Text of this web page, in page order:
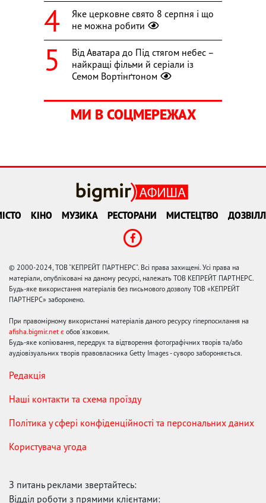
Яке церковне свято 8 серпня і що
не можна робити
Від Аватара до Під стягом небес –
найкращі фільми й серіали із
Семом Вортінґтоном
МИ В СОЦМЕРЕЖАХ
КІНО МУЗИКА РЕСТОРАНИ МИСТЕЦТВО
© 2000-2024, ТОВ "КЕПРЕЙТ ПАРТНЕРС". Всі права захищені. Усі права на
матеріали, опубліковані на даному ресурсі, належать ТОВ КЕПРЕЙТ ПАРТНЕРС.
Будь-яке використання матеріалів без письмового дозволу ТОВ «КЕПРЕЙТ
ПАРТНЕРС» заборонено.
При правомірному використанні матеріалів даного ресурсу гіперпосилання на
afisha.bigmir.net є обов'язковим.
Будь-яке копіювання, передрук та відтворення фотографічних творів та/або
аудіовізуальних творів правовласника Getty Images - суворо забороняється.
Редакція
Наші контакти та схема проїзду
Політика у сфері конфіденційності та персональних даних
Користувача угода
З питань реклами звертайтесь:
Відділ роботи з прямими клієнтами: